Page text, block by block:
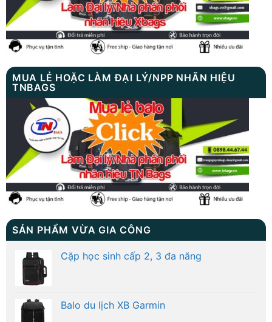
MUA LẺ HOẶC LÀM ĐẠI LÝ/NPP NHÃN HIỆU
TNBAGS
SẢN PHẨM VỪA GIA CÔNG
Cặp học sinh cấp 2, 3 đa năng
Balo du lịch XB Garmin